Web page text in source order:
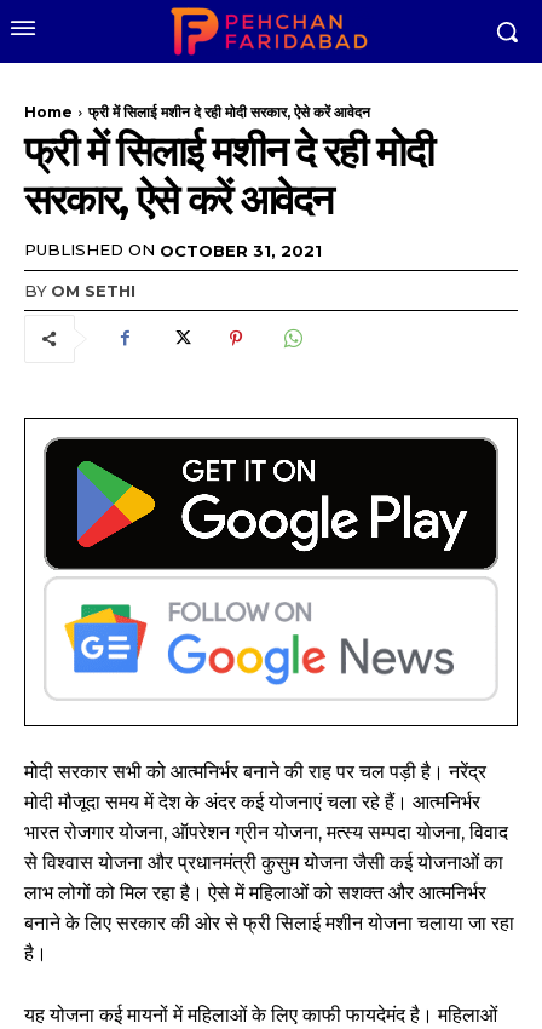
Home फ्री में सिलाई मशीन दे रही मोदी सरकार, ऐसे करें आवेदन
फ्री में सिलाई मशीन दे रही मोदी
सरकार, ऐसे करें आवेदन
PUBLISHED ON OCTOBER 31, 2021
BY OM SETHI
मोदी सरकार सभी को आत्मनिर्भर बनाने की राह पर चल पड़ी है। नरेंद्र
मोदी मौजूदा समय में देश के अंदर कई योजनाएं चला रहे हैं। आत्मनिर्भर
भारत रोजगार योजना, ऑपरेशन ग्रीन योजना, मत्स्य सम्पदा योजना, विवाद
से विश्वास योजना और प्रधानमंत्री कुसुम योजना जैसी कई योजनाओं का
लाभ लोगों को मिल रहा है। ऐसे में महिलाओं को सशक्त और आत्मनिर्भर
बनाने के लिए सरकार की ओर से फ्री सिलाई मशीन योजना चलाया जा रहा
है।
यह योजना कई मायनों में महिलाओं के लिए काफी फायदेमंद है। महिलाओं